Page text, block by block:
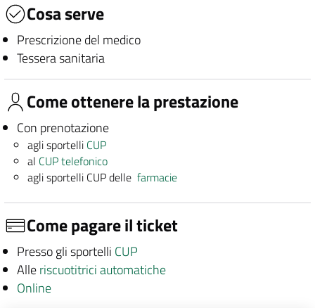
Cosa serve
Prescrizione del medico
Tessera sanitaria
Come ottenere la prestazione
Con prenotazione
agli sportelli CUP
al CUP telefonico
agli sportelli CUP dellefarmacie
Come pagare il ticket
Presso gli sportelli CUP
Alleriscuotitrici automatiche
Online